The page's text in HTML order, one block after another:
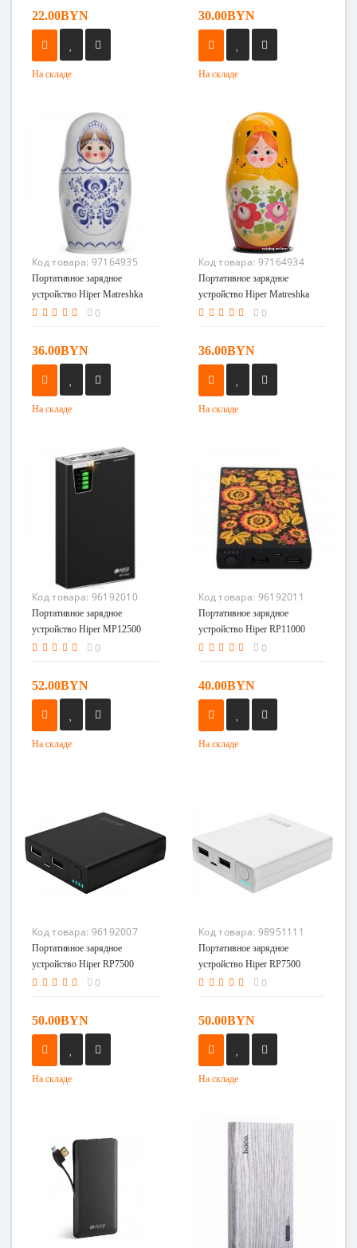
22.00BYN
На складе
30.00BYN
На складе
Код товара: 97164935
Портативное зарядное
устройство Hiper Matreshka
5000 Зима
0
36.00BYN
На складе
Код товара: 97164934
Портативное зарядное
устройство Hiper Matreshka
5000 красный, оранжевый
0
36.00BYN
На складе
Код товара: 96192010
Портативное зарядное
устройство Hiper MP12500
0
52.00BYN
На складе
Код товара: 96192011
Портативное зарядное
устройство Hiper RP11000
черный
0
40.00BYN
На складе
Код товара: 96192007
Портативное зарядное
устройство Hiper RP7500
0
50.00BYN
На складе
Код товара: 98951111
Портативное зарядное
устройство Hiper RP7500
серебро
0
50.00BYN
На складе